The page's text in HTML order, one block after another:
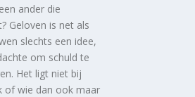
ander die
Geloven is net als
slechts een idee,
om schuld te
Het ligt niet bij
of wie dan ook maar